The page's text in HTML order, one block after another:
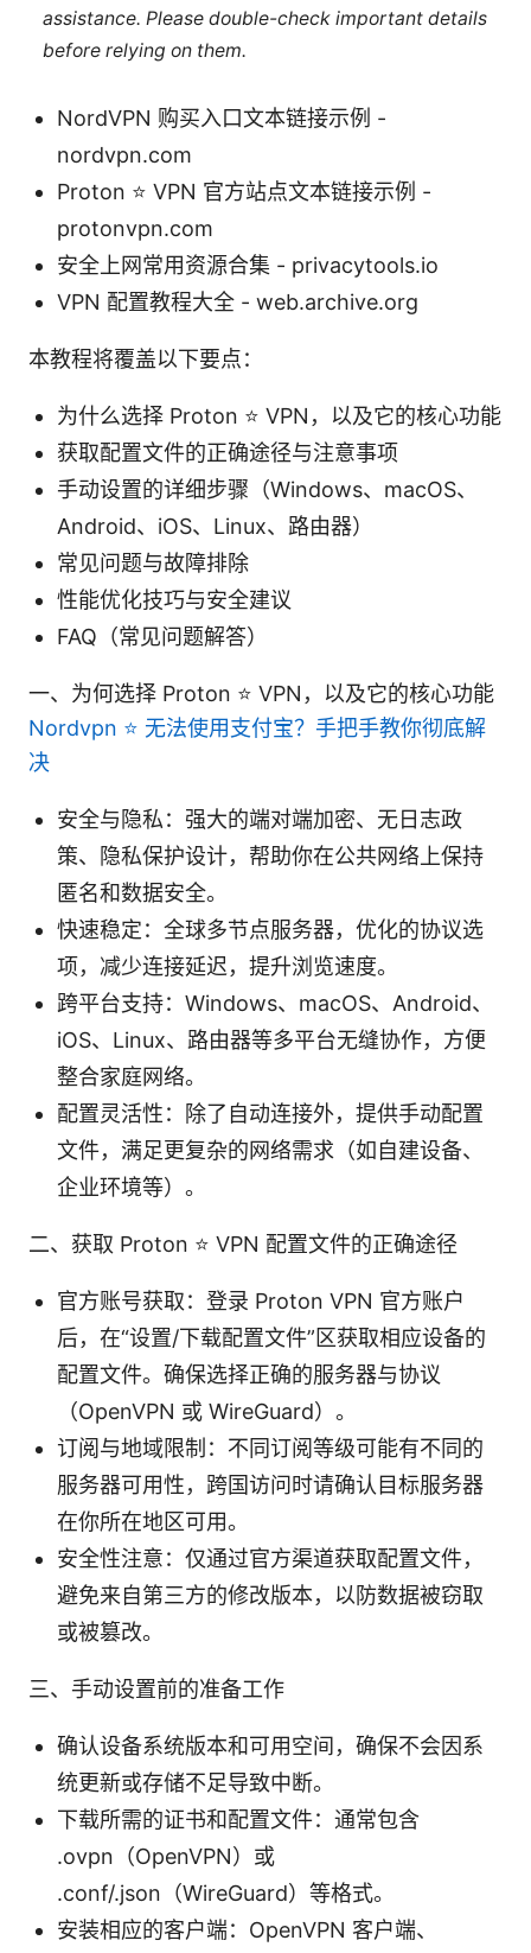
assistance. Please double-check important details
before relying on them.
NordVPN 购买入口文本链接示例 -
nordvpn.com
Proton ⭐ VPN 官方站点文本链接示例 -
protonvpn.com
安全上网常用资源合集 - privacytools.io
VPN 配置教程大全 - web.archive.org
本教程将覆盖以下要点：
为什么选择 Proton ⭐ VPN，以及它的核心功能
获取配置文件的正确途径与注意事项
手动设置的详细步骤（Windows、macOS、
Android、iOS、Linux、路由器）
常见问题与故障排除
性能优化技巧与安全建议
FAQ（常见问题解答）
一、为何选择 Proton ⭐ VPN，以及它的核心功能
Nordvpn ⭐ 无法使用支付宝？手把手教你彻底解
决
安全与隐私：强大的端对端加密、无日志政
策、隐私保护设计，帮助你在公共网络上保持
匿名和数据安全。
快速稳定：全球多节点服务器，优化的协议选
项，减少连接延迟，提升浏览速度。
跨平台支持：Windows、macOS、Android、
iOS、Linux、路由器等多平台无缝协作，方便
整合家庭网络。
配置灵活性：除了自动连接外，提供手动配置
文件，满足更复杂的网络需求（如自建设备、
企业环境等）。
二、获取 Proton ⭐ VPN 配置文件的正确途径
官方账号获取：登录 Proton VPN 官方账户
后，在“设置/下载配置文件”区获取相应设备的
配置文件。确保选择正确的服务器与协议
（OpenVPN 或 WireGuard）。
订阅与地域限制：不同订阅等级可能有不同的
服务器可用性，跨国访问时请确认目标服务器
在你所在地区可用。
安全性注意：仅通过官方渠道获取配置文件，
避免来自第三方的修改版本，以防数据被窃取
或被篡改。
三、手动设置前的准备工作
确认设备系统版本和可用空间，确保不会因系
统更新或存储不足导致中断。
下载所需的证书和配置文件：通常包含
.ovpn（OpenVPN）或
.conf/.json（WireGuard）等格式。
安装相应的客户端：OpenVPN 客户端、